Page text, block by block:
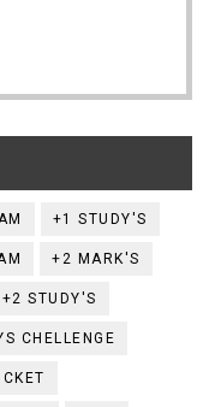
+1 STUDY'S
+2 MARK'S
+2 STUDY'S
CHELLENGE